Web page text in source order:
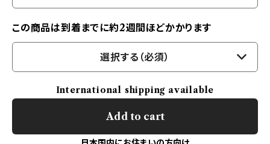
この商品は到着までに約2週間ほどかかります
選択する（必須）
International shipping available
Add to cart